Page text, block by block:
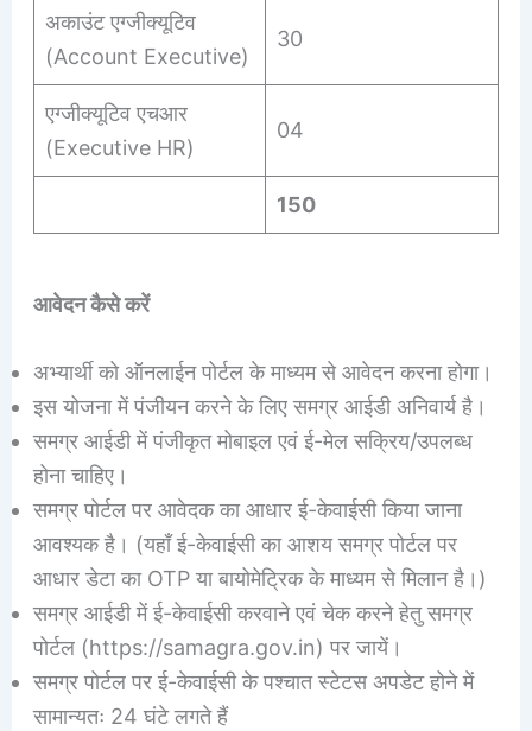
अकाउंट एग्जीक्यूटिव
(Account Executive)
30
एग्जीक्यूटिव एचआर
(Executive HR)
04
150
आवेदन कैसे करें
अभ्यार्थी को ऑनलाईन पोर्टल के माध्यम से आवेदन करना होगा।
इस योजना में पंजीयन करने के लिए समग्र आईडी अनिवार्य है।
समग्र आईडी में पंजीकृत मोबाइल एवं ई-मेल सक्रिय/उपलब्ध
होना चाहिए।
समग्र पोर्टल पर आवेदक का आधार ई-केवाईसी किया जाना
आवश्यक है। (यहाँ ई-केवाईसी का आशय समग्र पोर्टल पर
आधार डेटा का OTP या बायोमेट्रिक के माध्यम से मिलान है।)
समग्र आईडी में ई-केवाईसी करवाने एवं चेक करने हेतु समग्र
पोर्टल (https://samagra.gov.in) पर जायें।
समग्र पोर्टल पर ई-केवाईसी के पश्चात स्टेटस अपडेट होने में
सामान्यतः 24 घंटे लगते हैं